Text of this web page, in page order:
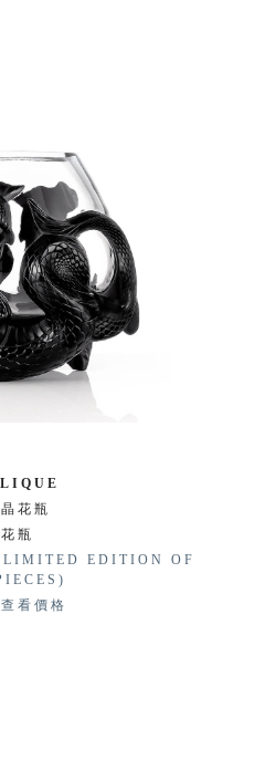
花瓶
花瓶
EDITION OF
看價格